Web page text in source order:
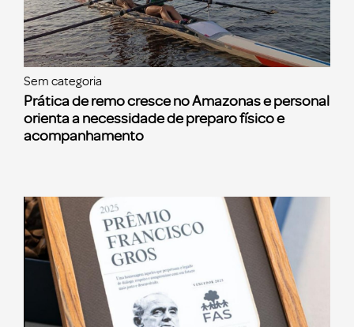
Sem categoria
Prática de remo cresce no Amazonas e personal
orienta a necessidade de preparo físico e
acompanhamento